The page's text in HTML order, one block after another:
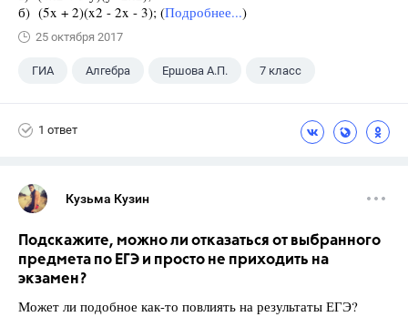
б) (5x + 2)(x2 - 2x - 3); (Подробнее...)
25 октября 2017
ГИА Алгебра Ершова А.П. 7 класс
1 ответ
Кузьма Кузин
Подскажите, можно ли отказаться от выбранного
предмета по ЕГЭ и просто не приходить на
экзамен?
Может ли подобное как-то повлиять на результаты ЕГЭ?